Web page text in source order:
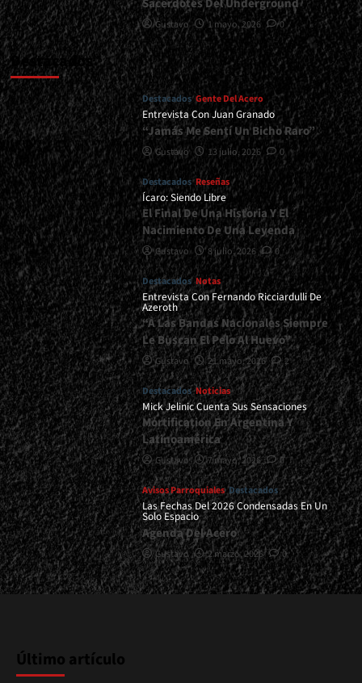
Sacerdotes Del Underground
Gustavo 1 mayo, 2026 0
Destacados
Destacados Gente Del Acero
Entrevista Con Juan Granado
“Jamás Me Sentí Un Bicho Raro”
Gustavo 13 julio, 2026 0
Destacados Reseñas
Ícaro: Siendo Libre
El Final De Una Historia Y El
Nacimiento De Una Leyenda
Gustavo 8 julio, 2026 0
Destacados Notas
Entrevista Con Fernando Ricciardulli De
Azeroth
“A Las Bandas Nacionales Siempre
Le Buscan El Pelo Al Huevo”
Gustavo 21 mayo, 2026 2
Destacados Noticias
Mick Jelinic Cuenta Sus Sensaciones
Mortification En Argentina Y
Latinoamérica
Gustavo 7 mayo, 2026 0
Avisos Parroquiales Destacados
Las Fechas Del 2026 Condensadas En Un
Solo Espacio
Agenda Del Acero
Gustavo 2 marzo, 2026 0
Último artículo